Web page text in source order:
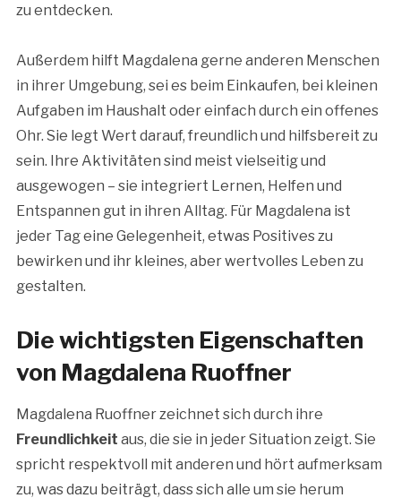
zu entdecken.
Außerdem hilft Magdalena gerne anderen Menschen
in ihrer Umgebung, sei es beim Einkaufen, bei kleinen
Aufgaben im Haushalt oder einfach durch ein offenes
Ohr. Sie legt Wert darauf, freundlich und hilfsbereit zu
sein. Ihre Aktivitäten sind meist vielseitig und
ausgewogen – sie integriert Lernen, Helfen und
Entspannen gut in ihren Alltag. Für Magdalena ist
jeder Tag eine Gelegenheit, etwas Positives zu
bewirken und ihr kleines, aber wertvolles Leben zu
gestalten.
Die wichtigsten Eigenschaften
von Magdalena Ruoffner
Magdalena Ruoffner zeichnet sich durch ihre
Freundlichkeit aus, die sie in jeder Situation zeigt. Sie
spricht respektvoll mit anderen und hört aufmerksam
zu, was dazu beiträgt, dass sich alle um sie herum